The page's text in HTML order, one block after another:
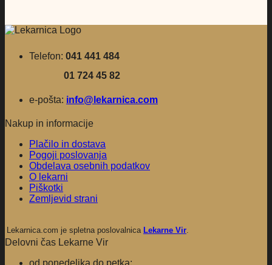
Telefon: 041 441 484
01 724 45 82
e-pošta: info@lekarnica.com
Nakup in informacije
Plačilo in dostava
Pogoji poslovanja
Obdelava osebnih podatkov
O lekarni
Piškotki
Zemljevid strani
Lekarnica.com je spletna poslovalnica Lekarne Vir
Delovni čas Lekarne Vir
od ponedeljka do petka: